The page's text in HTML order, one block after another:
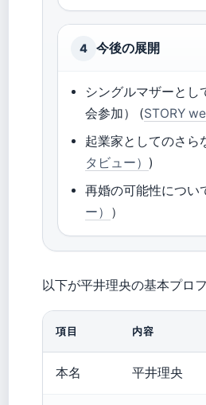
4 今後の展開
シングルマザーとし
会参加） (STORY
起業家としてのさら
タビュー） )
再婚の可能性につい
ー） ）
以下が平井理央の基本プロ
項目 内容
本名 平井理央